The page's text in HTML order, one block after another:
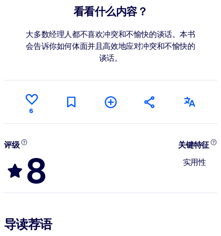
利用可靠、结构化的知识为您的人工智能系统提供动力，以改善输
看看什么内容？
大多数经理人都不喜欢冲突和不愉快的谈话。本书
会告诉你如何体面并且高效地应对冲突和不愉快的
谈话。
6
评级
8
关键特征
实用性
导读荐语